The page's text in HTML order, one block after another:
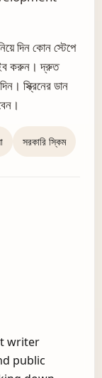
দিন কোন স্টেপে
করুন। দ্রুত
স্ক্রিনের ডান
সরকারি স্কিম
writer
public